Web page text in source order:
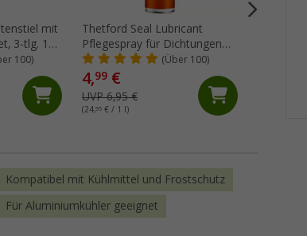
mit
3-tlg. 130
100)
Thetford Seal Lubricant
Pflegespray für Dichtungen
200 ml
(Über 100)
4,99 €
UVP 6,95 €
(24,95 € / 1 l)
Berger
Kompatibel mit Kühlmittel und Frostschutz
Für Aluminiumkühler geeignet